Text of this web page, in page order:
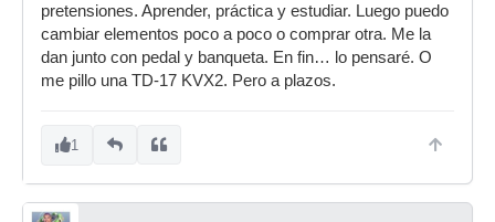
Si no eres muy exigente o solo es para pasar el
rato es una opción valida
pretensiones. Aprender, práctica y estudiar. Luego puedo
cambiar elementos poco a poco o comprar otra. Me la
dan junto con pedal y banqueta. En fin… lo pensaré. O
me pillo una TD-17 KVX2. Pero a plazos.
1